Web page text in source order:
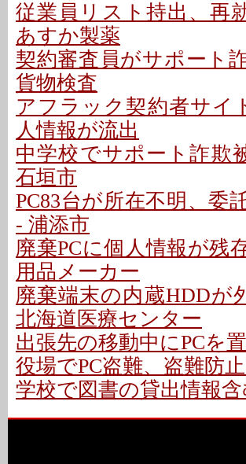
従業員リスト持出、再
あすか製薬
契約審査員がサポート
貨物検査
アフラック契約者サイ
人情報が流出
中学校でサポート詐欺
石垣市
PC83台が所在不明、委
- 浦添市
廃棄PCに個人情報が残
用品メーカー
廃棄端末の内蔵HDDが
北海道医療センター
出張先の移動中にPCを
役場でPC盗難、盗難防
学校で図書の貸出情報